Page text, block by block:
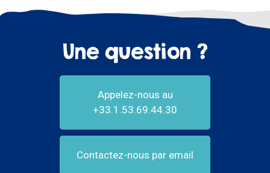
Une question ?
Appelez-nous au
+33.1.53.69.44.30
Contactez-nous par email